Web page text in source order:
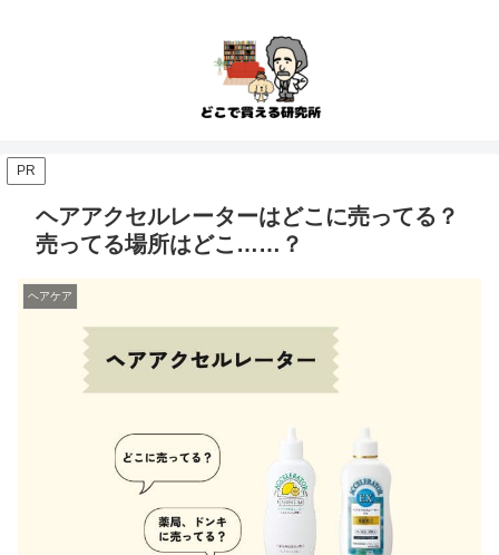
PR
ヘアアクセルレーターはどこに売ってる？
売ってる場所はどこ……？
ヘアケア